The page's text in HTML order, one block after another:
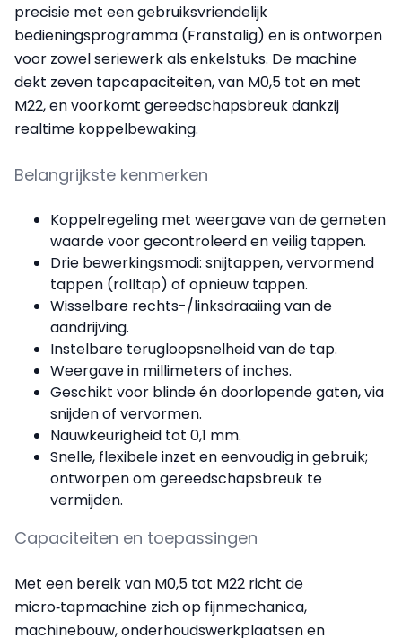
precisie met een gebruiksvriendelijk
bedieningsprogramma (Franstalig) en is ontworpen
voor zowel seriewerk als enkelstuks. De machine
dekt zeven tapcapaciteiten, van M0,5 tot en met
M22, en voorkomt gereedschapsbreuk dankzij
realtime koppelbewaking.
Belangrijkste kenmerken
Koppelregeling met weergave van de gemeten
waarde voor gecontroleerd en veilig tappen.
Drie bewerkingsmodi: snijtappen, vervormend
tappen (rolltap) of opnieuw tappen.
Wisselbare rechts-/linksdraaiing van de
aandrijving.
Instelbare terugloopsnelheid van de tap.
Weergave in millimeters of inches.
Geschikt voor blinde én doorlopende gaten, via
snijden of vervormen.
Nauwkeurigheid tot 0,1 mm.
Snelle, flexibele inzet en eenvoudig in gebruik;
ontworpen om gereedschapsbreuk te
vermijden.
Capaciteiten en toepassingen
Met een bereik van M0,5 tot M22 richt de
micro‑tapmachine zich op fijnmechanica,
machinebouw, onderhoudswerkplaatsen en